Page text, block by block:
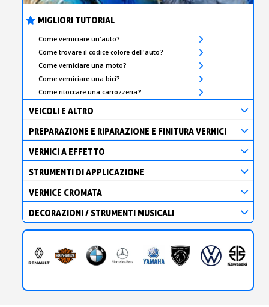
MIGLIORI TUTORIAL
Come verniciare un'auto?
Come trovare il codice colore dell'auto?
Come verniciare una moto?
Come verniciare una bici?
Come ritoccare una carrozzeria?
VEICOLI E ALTRO
PREPARAZIONE E RIPARAZIONE E FINITURA VERNICI
VERNICI A EFFETTO
STRUMENTI DI APPLICAZIONE
VERNICE CROMATA
DECORAZIONI / STRUMENTI MUSICALI